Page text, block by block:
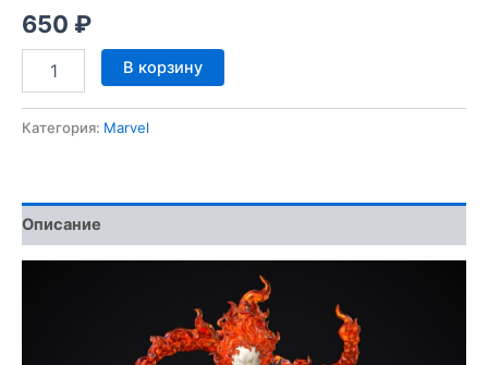
650 ₽
Количество
товара
Rider
В корзину
Категория: Marvel
Описание